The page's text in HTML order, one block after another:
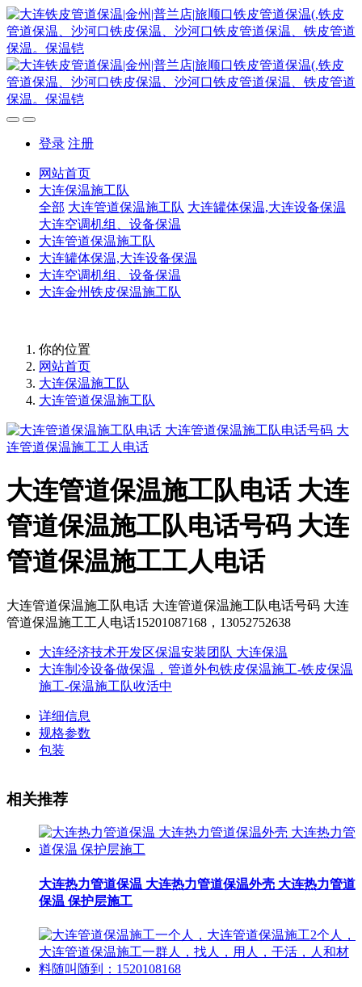
登录 注册
网站首页
大连保温施工队
全部 大连管道保温施工队 大连罐体保温,大连设备保温
大连空调机组、设备保温
大连管道保温施工队
大连罐体保温,大连设备保温
大连空调机组、设备保温
大连金州铁皮保温施工队
你的位置
网站首页
大连保温施工队
大连管道保温施工队
大连管道保温施工队电话 大连
管道保温施工队电话号码 大连
管道保温施工工人电话
大连管道保温施工队电话 大连管道保温施工队电话号码 大连
管道保温施工工人电话15201087168，13052752638
大连经济技术开发区保温安装团队 大连保温
大连制冷设备做保温，管道外包铁皮保温施工-铁皮保温
施工-保温施工队收活中
详细信息
规格参数
包装
相关推荐
大连热力管道保温 大连热力管道保温外壳 大连热力管道
保温 保护层施工